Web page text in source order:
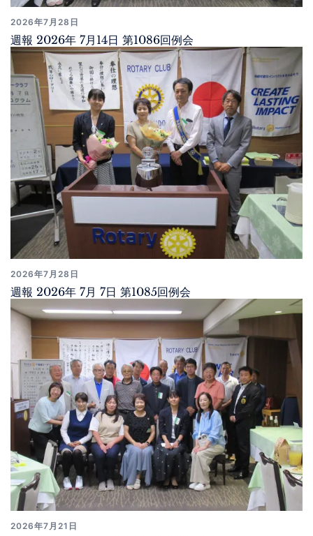
2026年7月28日
週報 2026年 7月14日 第1086回例会
2026年7月28日
週報 2026年 7月 7日 第1085回例会
2026年7月21日